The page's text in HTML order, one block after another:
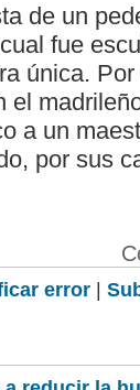
de un
fue
única.
el
a un
por sus
error |